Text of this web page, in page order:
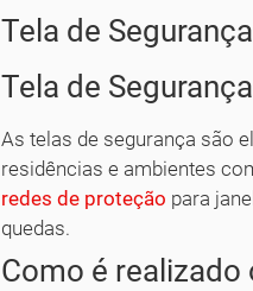
Tela de
Tela de
As telas de segurança são
residências e ambientes
redes de proteção para
quedas.
Como é